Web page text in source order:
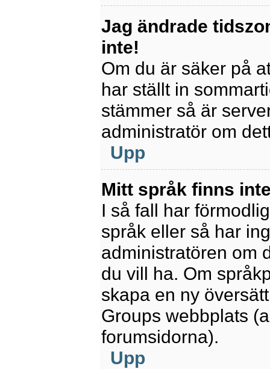
Jag ändrade
inte!
Om du är säker på
har ställt in
stämmer så är
administratör om
Upp
Mitt språk finns
I så fall har
språk eller så har
administratören om
du vill ha. Om
skapa en ny
Groups webbplats
forumsidorna).
Upp